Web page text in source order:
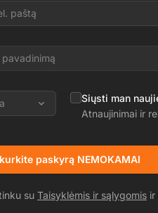
Siųsti man
Atnaujinimai ir
paskyrą NEMOKAMAI
su Taisyklėmis ir sąlygomis ir